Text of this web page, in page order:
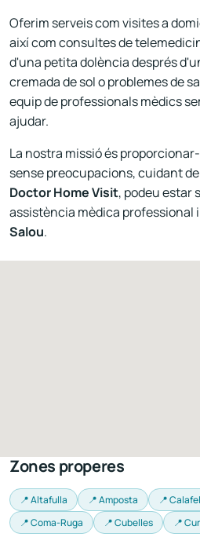
Oferim serveis com visites a
així com consultes de
d'una petita dolència després
cremada de sol o problemes de
equip de professionals mèdics
ajudar.
La nostra missió és
sense preocupacions, cuidant
Doctor Home Visit, podeu estar
assistència mèdica professional
Salou.
Zones properes
📍 Altafulla 📍 Amposta 📍
📍 Coma-Ruga
📍 Cubelles 📍